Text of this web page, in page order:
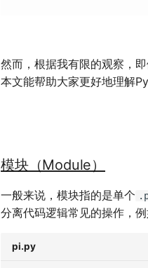
然而，根据我有限的观察，
本文能帮助大家更好地理解
模块（Module）
一般来说，模块指的是单个
分离代码逻辑常见的操作，
pi.py